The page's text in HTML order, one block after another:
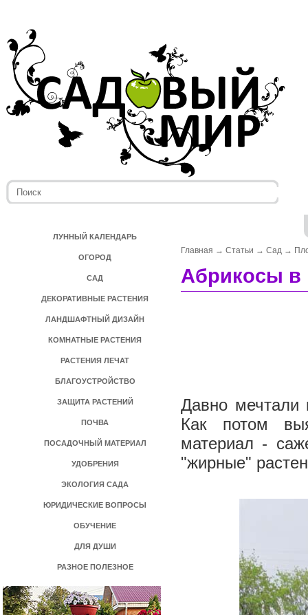
ЛУННЫЙ КАЛЕНДАРЬ
ОГОРОД
САД
ДЕКОРАТИВНЫЕ РАСТЕНИЯ
ЛАНДШАФТНЫЙ ДИЗАЙН
КОМНАТНЫЕ РАСТЕНИЯ
РАСТЕНИЯ ЛЕЧАТ
БЛАГОУСТРОЙСТВО
ЗАЩИТА РАСТЕНИЙ
ПОЧВА
ПОСАДОЧНЫЙ МАТЕРИАЛ
УДОБРЕНИЯ
ЭКОЛОГИЯ САДА
ЮРИДИЧЕСКИЕ ВОПРОСЫ
ОБУЧЕНИЕ
ДЛЯ ДУШИ
РАЗНОЕ ПОЛЕЗНОЕ
Главная → Статьи → Сад →
Абрикосы в
Давно мечтали
Как потом
материал -
"жирные"